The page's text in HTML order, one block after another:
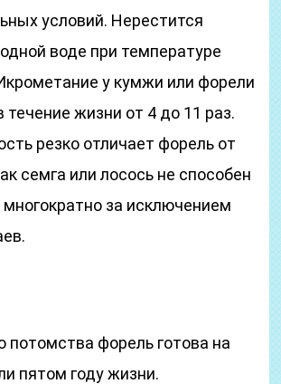
условий. Нерестится
воде при температуре
у кумжи или форели
течение жизни от 4 до 11 раз.
резко отличает форель от
семга или лосось не способен
многократно за исключением
форель готова на
пятом году жизни.